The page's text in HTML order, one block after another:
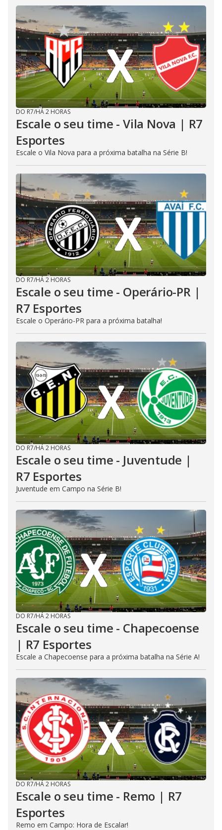
DO R7/HÁ 2 HORAS
Escale o seu time - Vila Nova | R7
Esportes
Escale o Vila Nova para a próxima batalha na Série B!
DO R7/HÁ 2 HORAS
Escale o seu time - Operário-PR |
R7 Esportes
Escale o Operário-PR para a próxima batalha!
DO R7/HÁ 2 HORAS
Escale o seu time - Juventude |
R7 Esportes
Juventude em Campo na Série B!
DO R7/HÁ 2 HORAS
Escale o seu time - Chapecoense
| R7 Esportes
Escale a Chapecoense para a próxima batalha na Série A!
DO R7/HÁ 2 HORAS
Escale o seu time - Remo | R7
Esportes
Remo em Campo: Hora de Escalar!